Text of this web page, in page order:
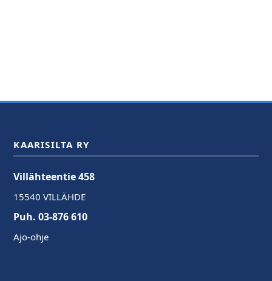
KAARISILTA RY
Villähteentie 458
15540 VILLÄHDE
Puh. 03-876 610
Ajo-ohje